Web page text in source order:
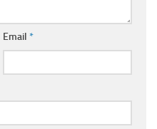
Email *